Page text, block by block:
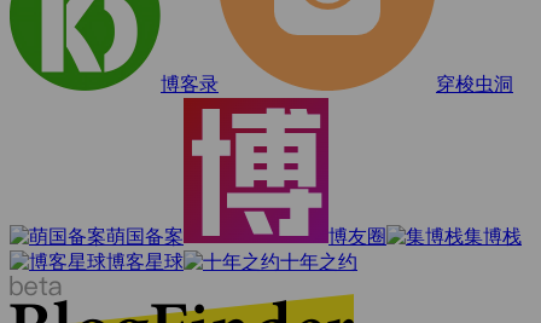
博客录 穿梭虫洞
萌国备案 博友圈
集博栈
博客星球
十年之约